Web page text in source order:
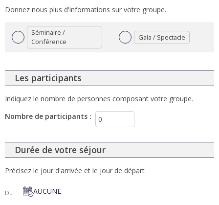
Donnez nous plus d'informations sur votre groupe.
Séminaire /
Conférence
Gala / Spectacle
Les participants
Indiquez le nombre de personnes composant votre groupe.
Nombre de participants :
Durée de votre séjour
Précisez le jour d'arrivée et le jour de départ
Du AUCUNE